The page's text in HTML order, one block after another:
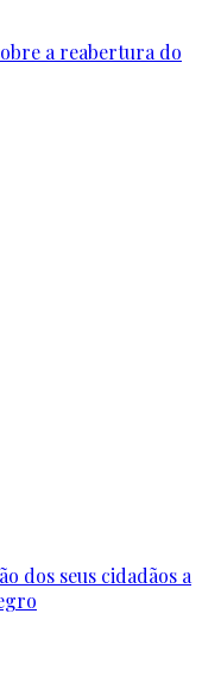
a reabertura do
dos seus cidadãos a